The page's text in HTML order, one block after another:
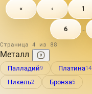
« ‹ 1
6 …
Страница 4 из 88
Металл
Палладий9 Платина14
Никель2 Бронза5